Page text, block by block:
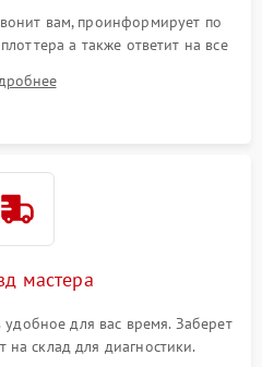
вам, проинформирует по
а также ответит на все
мастера
для вас время. Заберет
на склад для диагностики.